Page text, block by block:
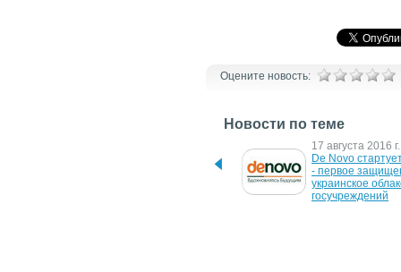
Оцените новость:
Новости по теме
Health24 хранит данные в
17 августа 2016 г.
De Novo
- первое
украинское
госучреждений